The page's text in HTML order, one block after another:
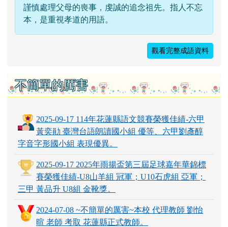
謹慎處理父母的喪事，虔誠的追念祖先。指人不忘
本，是重視孝道的用語。
觀看完整成語資料
不簡單的厲害
2025-09-17 114年花蓮縣語文競賽榮獲佳績-六甲
黃奕勛 臺灣台語朗讀國小組 優等、六甲劉彥醇
字音字形國小組 表現優異。
2025-09-17 2025年雨揚盃第三屆足球嘉年華錦標
賽榮獲佳績-U8山羊組 冠軍；U10石虎組 亞軍；
三甲 黃品升 U8組 金靴獎。
2024-07-08 ~不簡單的厲害~本校 代理教師 劉怡
暄 老師 考取 花蓮縣正式教師。